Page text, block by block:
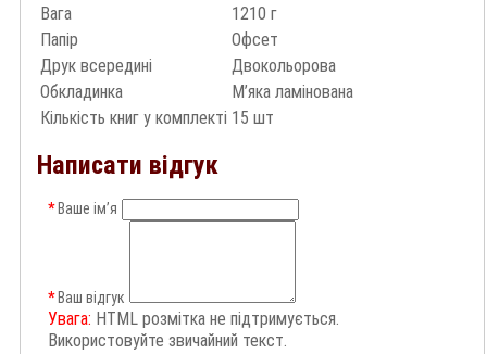
Вага
1210 г
Папір
Офсет
Друк всередині
Двокольорова
Обкладинка
М’яка ламінована
Кількість книг у комплекті 15 шт
Написати відгук
Ваше ім’я
Ваш відгук
Увага: HTML розмітка не підтримується.
Використовуйте звичайний текст.